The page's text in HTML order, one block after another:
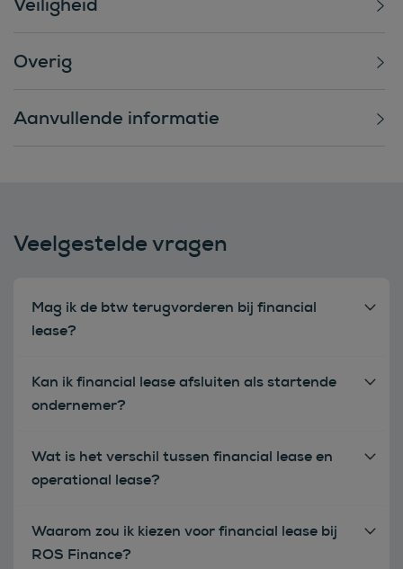
Overig
Aanvullende informatie
Veelgestelde vragen
Mag ik de btw terugvorderen bij financial
lease?
Kan ik financial lease afsluiten als startende
ondernemer?
Wat is het verschil tussen financial lease en
operational lease?
Waarom zou ik kiezen voor financial lease bij
ROS Finance?